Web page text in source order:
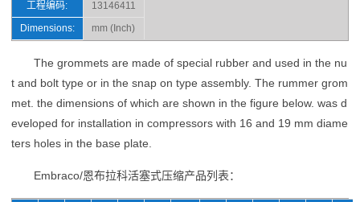
工程编码:
13146411
Dimensions:
mm (Inch)
The grommets are made of special rubber and used in the nu
t and bolt type or in the snap on type assembly. The rummer grom
met. the dimensions of which are shown in the figure below. was d
eveloped for installation in compressors with 16 and 19 mm diame
ters holes in the base plate.
Embraco/恩布拉科活塞式压缩产品列表：